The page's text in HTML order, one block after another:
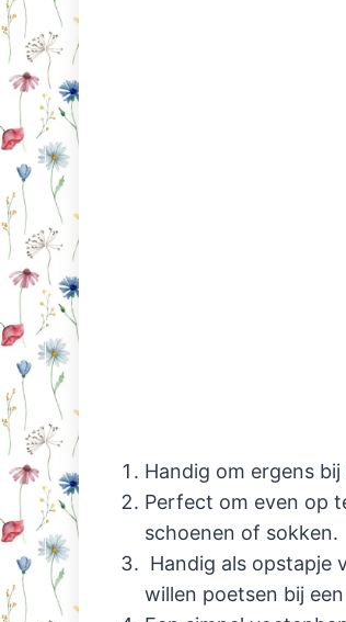
Handig om ergens
Perfect om even op
schoenen of sokken.
Handig als opstapje
willen poetsen bij